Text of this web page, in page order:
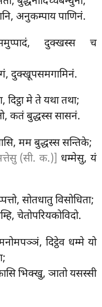
अनुकम्पाय पाणिनं.
दुक्खस्स च
दुक्खूपसमगामिनं.
दिट्ठा मे ते यथा तथा;
कतं बुद्धस्स सासनं.
मम बुद्धस्स सन्तिके;
(सी. क.)] धम्मेसु, यं
सोतधातु विसोधिता;
चेतोपरियकोविदो.
दिट्ठेव धम्मे यो
भिक्खु, ञातो यसस्सी